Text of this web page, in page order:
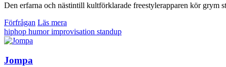
Den erfarna och nästintill kultförklarade freestylerapparen kör grym
Förfrågan Läs mera
hiphop humorimprovisation standup
Jompa